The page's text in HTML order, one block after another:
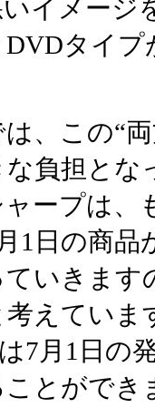
イメージ
タイ
は、この“
負担とな
ープは、
1日の商品
いきます
えていま
7月1日の
とができ